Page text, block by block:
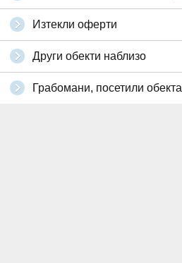
Изтекли оферти
Други обекти наблизо
Грабомани, посетили обекта